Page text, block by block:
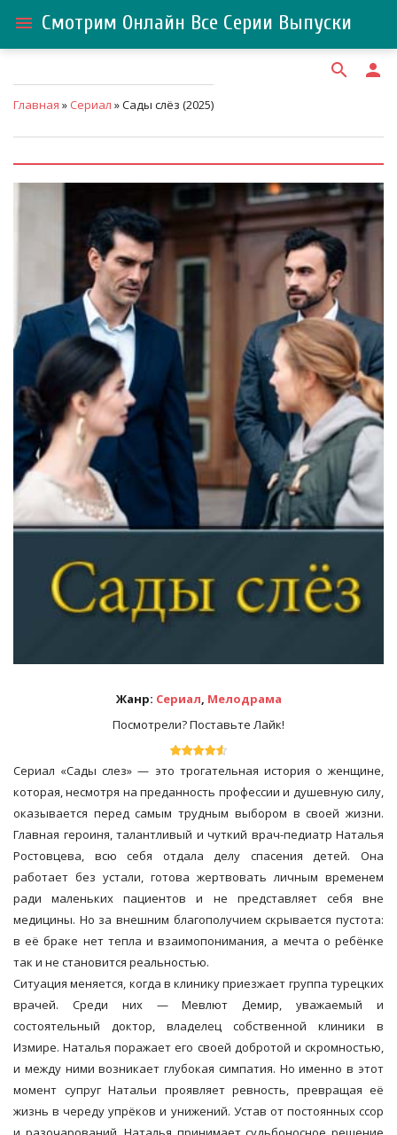
menu Смотрим Онлайн Все Серии Выпуски
search person
Главная » Сериал » Сады слёз (2025)
Жанр: Сериал, Мелодрама
Посмотрели? Поставьте Лайк!
Сериал «Сады слез» — это трогательная история о женщине,
которая, несмотря на преданность профессии и душевную силу,
оказывается перед самым трудным выбором в своей жизни.
Главная героиня, талантливый и чуткий врач-педиатр Наталья
Ростовцева, всю себя отдала делу спасения детей. Она
работает без устали, готова жертвовать личным временем
ради маленьких пациентов и не представляет себя вне
медицины. Но за внешним благополучием скрывается пустота:
в её браке нет тепла и взаимопонимания, а мечта о ребёнке
так и не становится реальностью.
Ситуация меняется, когда в клинику приезжает группа турецких
врачей. Среди них — Мевлют Демир, уважаемый и
состоятельный доктор, владелец собственной клиники в
Измире. Наталья поражает его своей добротой и скромностью,
и между ними возникает глубокая симпатия. Но именно в этот
момент супруг Натальи проявляет ревность, превращая её
жизнь в череду упрёков и унижений. Устав от постоянных ссор